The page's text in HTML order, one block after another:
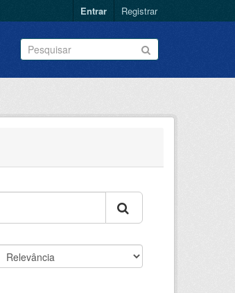
Entrar Registrar